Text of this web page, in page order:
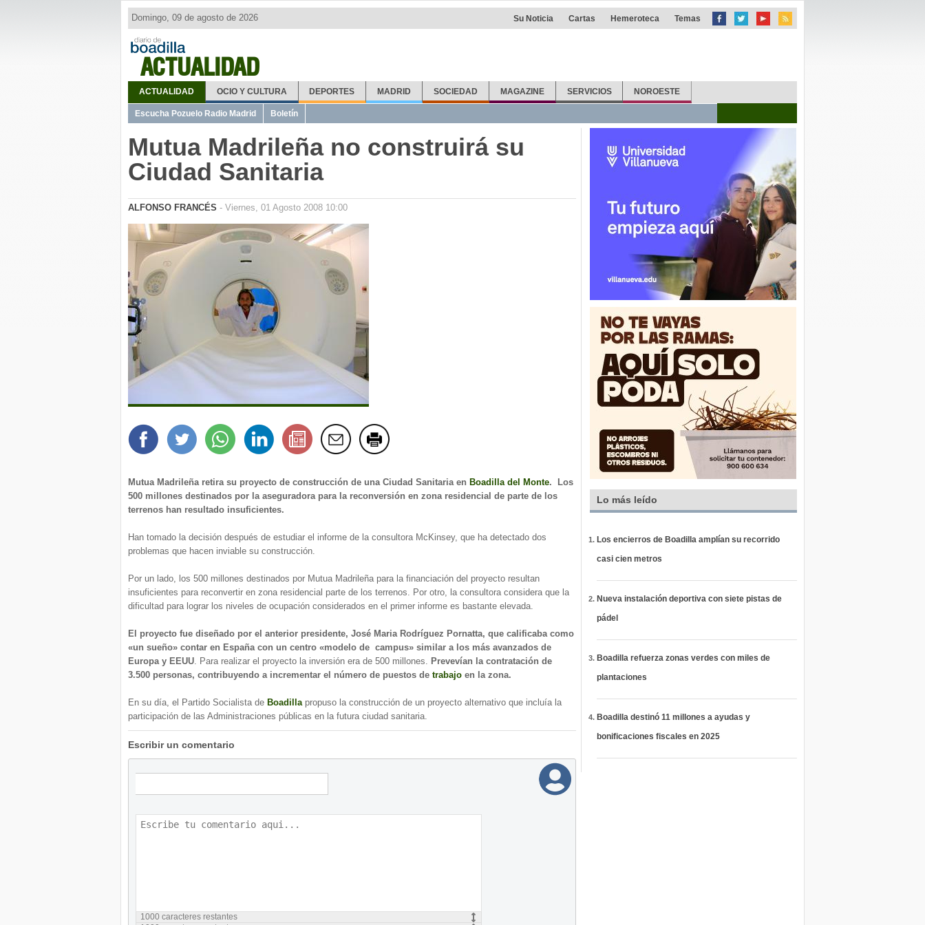
ACTUALIDAD
Domingo, 09 de agosto de 2026 Su Noticia Cartas Hemeroteca Temas
ACTUALIDAD OCIO Y CULTURA DEPORTES MADRID SOCIEDAD MAGAZINE SERVICIOS NOROESTE
Escucha Pozuelo Radio Madrid Boletín
Mutua Madrileña no construirá su
Ciudad Sanitaria
ALFONSO FRANCÉS - Viernes, 01 Agosto 2008 10:00
Mutua Madrileña retira su proyecto de construcción de una Ciudad Sanitaria en Boadilla del Monte. Los
500 millones destinados por la aseguradora para la reconversión en zona residencial de parte de los
terrenos han resultado insuficientes.
Han tomado la decisión después de estudiar el informe de la consultora McKinsey, que ha detectado dos
problemas que hacen inviable su construcción.
Por un lado, los 500 millones destinados por Mutua Madrileña para la financiación del proyecto resultan
insuficientes para reconvertir en zona residencial parte de los terrenos. Por otro, la consultora considera que la
dificultad para lograr los niveles de ocupación considerados en el primer informe es bastante elevada.
El proyecto fue diseñado por el anterior presidente, José Maria Rodríguez Pornatta, que calificaba como
«un sueño» contar en España con un centro «modelo de campus» similar a los más avanzados de
Europa y EEUU. Para realizar el proyecto la inversión era de 500 millones. Prevevían la contratación de
3.500 personas, contribuyendo a incrementar el número de puestos de trabajo en la zona.
En su día, el Partido Socialista de Boadillapropuso la construcción de un proyecto alternativo que incluía la
participación de las Administraciones públicas en la futura ciudad sanitaria.
Escribir un comentario
1000 caracteres restantes
Lo más leído
Los encierros de Boadilla amplían su recorrido
casi cien metros
Nueva instalación deportiva con siete pistas de
pádel
Boadilla refuerza zonas verdes con miles de
plantaciones
Boadilla destinó 11 millones a ayudas y
bonificaciones fiscales en 2025